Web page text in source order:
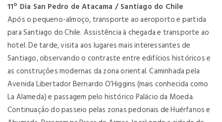
11º Dia San Pedro de Atacama / Santiago do Chile
Após o pequeno-almoço, transporte ao aeroporto e partida
para Santiago do Chile. Assistência à chegada e transporte ao
hotel. De tarde, visita aos lugares mais interessantes de
Santiago, observando o contraste entre edifícios históricos e
as construções modernas da zona oriental. Caminhada pela
Avenida Libertador Bernardo O’Higgins (mais conhecida como
La Alameda) e passagem pelo histórico Palácio da Moeda.
Continuação do passeio pelas zonas pedonais de Huérfanos e